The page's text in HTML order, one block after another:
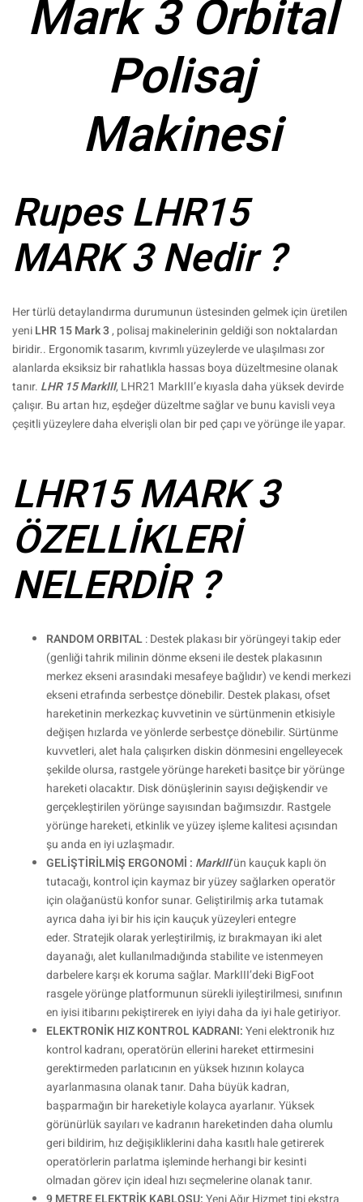
Mark 3 Orbital
Polisaj
Makinesi
Rupes LHR15
MARK 3 Nedir ?
Her türlü detaylandırma durumunun üstesinden gelmek için üretilen
yeniLHR 15 Mark 3, polisaj makinelerinin geldiği son noktalardan
biridir.. Ergonomik tasarım, kıvrımlı yüzeylerde ve ulaşılması zor
alanlarda eksiksiz bir rahatlıkla hassas boya düzeltmesine olanak
tanır. LHR 15 MarkIII, LHR21 MarkIII’e kıyasla daha yüksek devirde
çalışır. Bu artan hız, eşdeğer düzeltme sağlar ve bunu kavisli veya
çeşitli yüzeylere daha elverişli olan bir ped çapı ve yörünge ile yapar.
LHR15 MARK 3
ÖZELLİKLERİ
NELERDİR ?
RANDOM ORBITAL: Destek plakası bir yörüngeyi takip eder
(genliği tahrik milinin dönme ekseni ile destek plakasının
merkez ekseni arasındaki mesafeye bağlıdır) ve kendi merkezi
ekseni etrafında serbestçe dönebilir. Destek plakası, ofset
hareketinin merkezkaç kuvvetinin ve sürtünmenin etkisiyle
değişen hızlarda ve yönlerde serbestçe dönebilir. Sürtünme
kuvvetleri, alet hala çalışırken diskin dönmesini engelleyecek
şekilde olursa, rastgele yörünge hareketi basitçe bir yörünge
hareketi olacaktır. Disk dönüşlerinin sayısı değişkendir ve
gerçekleştirilen yörünge sayısından bağımsızdır. Rastgele
yörünge hareketi, etkinlik ve yüzey işleme kalitesi açısından
şu anda en iyi uzlaşmadır.
GELİŞTİRİLMİŞ ERGONOMİ : MarkIII‘ün kauçuk kaplı ön
tutacağı, kontrol için kaymaz bir yüzey sağlarken operatör
için olağanüstü konfor sunar. Geliştirilmiş arka tutamak
ayrıca daha iyi bir his için kauçuk yüzeyleri entegre
eder. Stratejik olarak yerleştirilmiş, iz bırakmayan iki alet
dayanağı, alet kullanılmadığında stabilite ve istenmeyen
darbelere karşı ek koruma sağlar. MarkIII’deki BigFoot
rasgele yörünge platformunun sürekli iyileştirilmesi, sınıfının
en iyisi itibarını pekiştirerek en iyiyi daha da iyi hale getiriyor.
ELEKTRONİK HIZ KONTROL KADRANI:Yeni elektronik hız
kontrol kadranı, operatörün ellerini hareket ettirmesini
gerektirmeden parlatıcının en yüksek hızının kolayca
ayarlanmasına olanak tanır. Daha büyük kadran,
başparmağın bir hareketiyle kolayca ayarlanır. Yüksek
görünürlük sayıları ve kadranın hareketinden daha olumlu
geri bildirim, hız değişikliklerini daha kasıtlı hale getirerek
operatörlerin parlatma işleminde herhangi bir kesinti
olmadan görev için ideal hızı seçmelerine olanak tanır.